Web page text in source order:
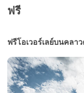
ฟรี
ฟรีโอเวอร์เลย์บนคล